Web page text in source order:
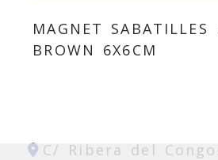
MAGNET SABATILLES
BROWN 6X6CM
C/ Ribera del